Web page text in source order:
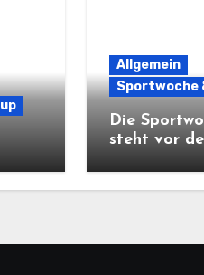
Allgemein
Sportwoche
Die
steht vor